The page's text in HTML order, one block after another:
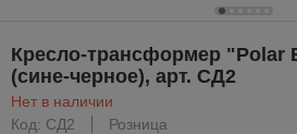
Кресло-трансформер "Polar
(сине-черное), арт. СД2
Нет в наличии
Код: СД2
Розница